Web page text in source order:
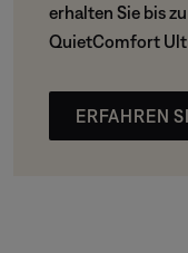
erhalten Sie bis
QuietComfort
ERFAHREN